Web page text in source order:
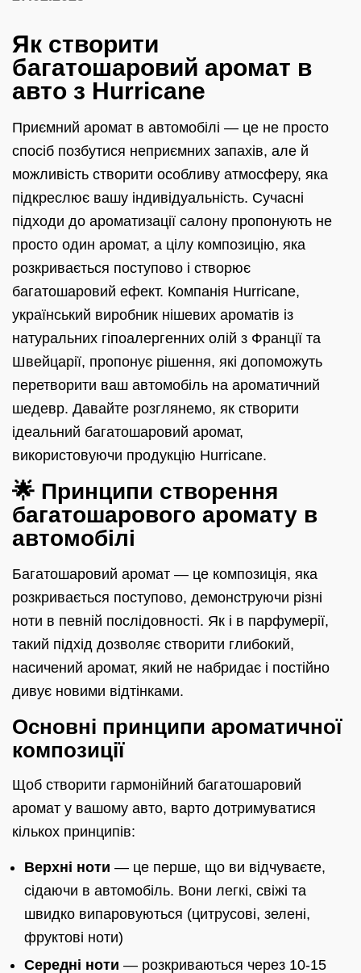
Як створити
багатошаровий аромат в
авто з Hurricane
Приємний аромат в автомобілі — це не просто
спосіб позбутися неприємних запахів, але й
можливість створити особливу атмосферу, яка
підкреслює вашу індивідуальність. Сучасні
підходи до ароматизації салону пропонують не
просто один аромат, а цілу композицію, яка
розкривається поступово і створює
багатошаровий ефект. Компанія Hurricane,
український виробник нішевих ароматів із
натуральних гіпоалергенних олій з Франції та
Швейцарії, пропонує рішення, які допоможуть
перетворити ваш автомобіль на ароматичний
шедевр. Давайте розглянемо, як створити
ідеальний багатошаровий аромат,
використовуючи продукцію Hurricane.
🌟 Принципи створення
багатошарового аромату в
автомобілі
Багатошаровий аромат — це композиція, яка
розкривається поступово, демонструючи різні
ноти в певній послідовності. Як і в парфумерії,
такий підхід дозволяє створити глибокий,
насичений аромат, який не набридає і постійно
дивує новими відтінками.
Основні принципи ароматичної
композиції
Щоб створити гармонійний багатошаровий
аромат у вашому авто, варто дотримуватися
кількох принципів:
Верхні ноти — це перше, що ви відчуваєте,
сідаючи в автомобіль. Вони легкі, свіжі та
швидко випаровуються (цитрусові, зелені,
фруктові ноти)
Середні ноти — розкриваються через 10-15